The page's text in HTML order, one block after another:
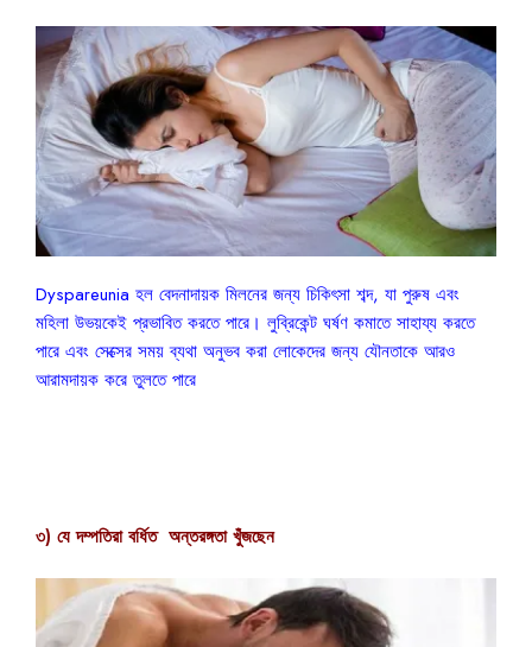
Dyspareunia হল বেদনাদায়ক মিলনের জন্য চিকিৎসা শব্দ, যা পুরুষ এবং
মহিলা উভয়কেই প্রভাবিত করতে পারে। লুব্রিকেন্ট ঘর্ষণ কমাতে সাহায্য করতে
পারে এবং সেক্সের সময় ব্যথা অনুভব করা লোকেদের জন্য যৌনতাকে আরও
আরামদায়ক করে তুলতে পারে
৩) যে দম্পতিরা বর্ধিত অন্তরঙ্গতা খুঁজছেন